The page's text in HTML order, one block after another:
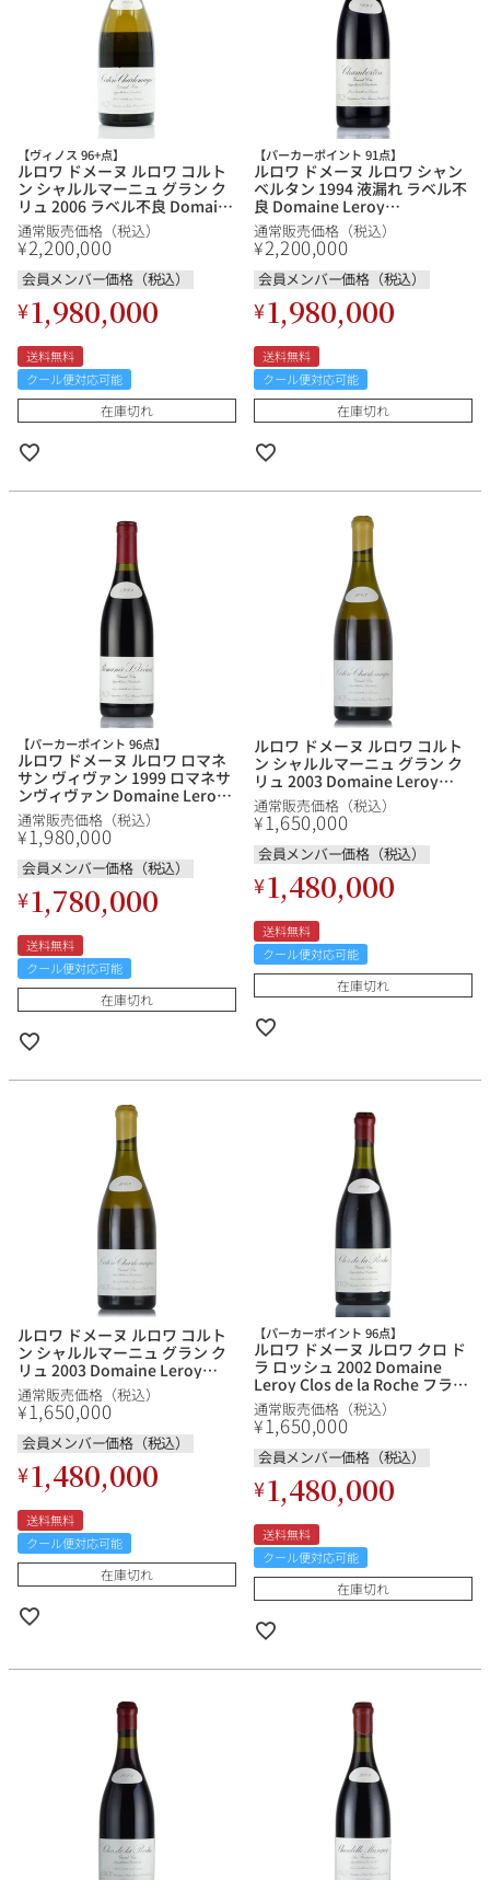
【ヴィノス 96+点】
ルロワ ドメーヌ ルロワ コルト
ン シャルルマーニュ グラン ク
リュ 2006 ラベル不良 Domaine
Leroy Corton Charlemagne
Grand Cru フランス ブルゴー
ニュ 白ワイン
通常販売価格（税込）
¥2,200,000
会員メンバー価格（税込）
¥1,980,000
送料無料
クール便対応可能
在庫切れ
【パーカーポイント 91点】
ルロワ ドメーヌ ルロワ シャン
ベルタン 1994 液漏れ ラベル不
良 Domaine Leroy
Chambertin フランス ブルゴー
ニュ 赤ワイン
通常販売価格（税込）
¥2,200,000
会員メンバー価格（税込）
¥1,980,000
送料無料
クール便対応可能
在庫切れ
【パーカーポイント 96点】
ルロワ ドメーヌ ルロワ ロマネ
サン ヴィヴァン 1999 ロマネサ
ンヴィヴァン Domaine Leroy
Romanee St.Vivant フランス
ブルゴーニュ 赤ワイン
通常販売価格（税込）
¥1,980,000
会員メンバー価格（税込）
¥1,780,000
送料無料
クール便対応可能
在庫切れ
ルロワ ドメーヌ ルロワ コルト
ン シャルルマーニュ グラン ク
リュ 2003 Domaine Leroy
Corton Charlemagne Grand
Cru フランス ブルゴーニュ 白
ワイン
通常販売価格（税込）
¥1,650,000
会員メンバー価格（税込）
¥1,480,000
送料無料
クール便対応可能
在庫切れ
ルロワ ドメーヌ ルロワ コルト
ン シャルルマーニュ グラン ク
リュ 2003 Domaine Leroy
Corton Charlemagne Grand
Cru フランス ブルゴーニュ 白
ワイン
通常販売価格（税込）
¥1,650,000
会員メンバー価格（税込）
¥1,480,000
送料無料
クール便対応可能
在庫切れ
【パーカーポイント 96点】
ルロワ ドメーヌ ルロワ クロ ド
ラ ロッシュ 2002 Domaine
Leroy Clos de la Roche フラン
ス ブルゴーニュ 赤ワイン
通常販売価格（税込）
¥1,650,000
会員メンバー価格（税込）
¥1,480,000
送料無料
クール便対応可能
在庫切れ